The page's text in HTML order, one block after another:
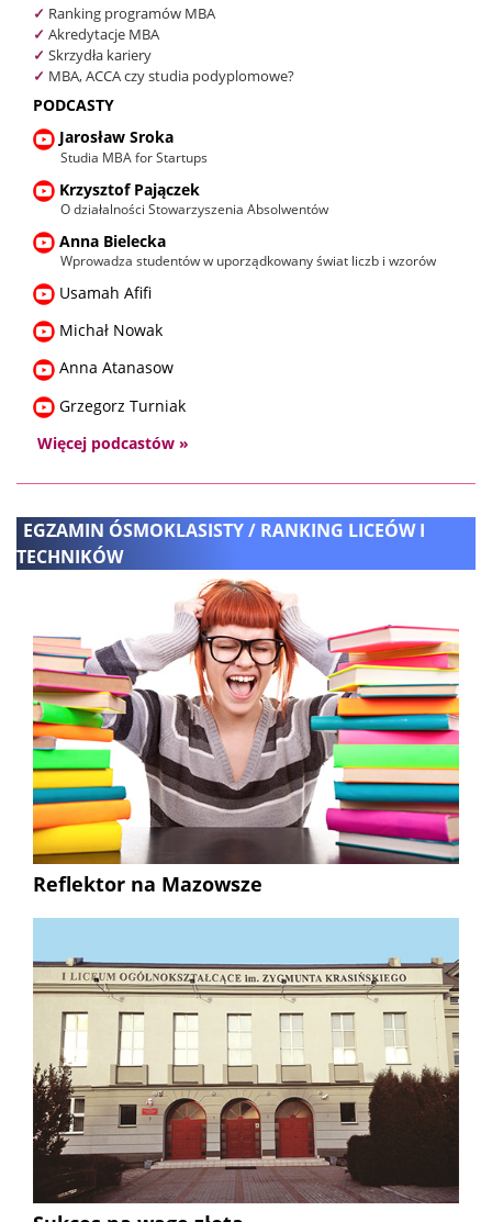
✓ Ranking programów MBA
✓ Akredytacje MBA
✓ Skrzydła kariery
✓ MBA, ACCA czy studia podyplomowe?
PODCASTY
Jarosław Sroka
Studia MBA for Startups
Krzysztof Pajączek
O działalności Stowarzyszenia Absolwentów
Anna Bielecka
Wprowadza studentów w uporządkowany świat liczb i wzorów
Usamah Afifi
Michał Nowak
Anna Atanasow
Grzegorz Turniak
Więcej podcastów »
EGZAMIN ÓSMOKLASISTY / RANKING LICEÓW I
TECHNIKÓW
Reflektor na Mazowsze